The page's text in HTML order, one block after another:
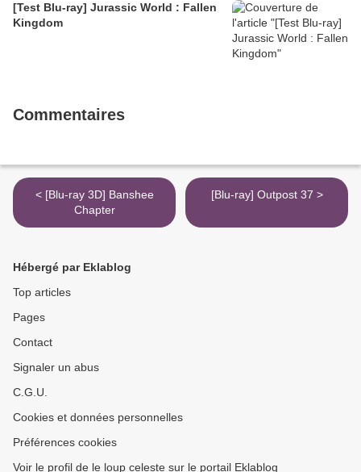
[Test Blu-ray] Jurassic World : Fallen
Kingdom
Commentaires
< [Blu-ray 3D] Banshee
Chapter
[Blu-ray] Outpost 37 >
Hébergé par Eklablog
Top articles
Pages
Contact
Signaler un abus
C.G.U.
Cookies et données personnelles
Préférences cookies
Voir le profil de le loup celeste sur le portail Eklablog